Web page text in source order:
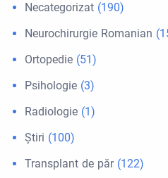
Necategorizat (190)
Neurochirurgie Romanian
Ortopedie (51)
Psihologie (3)
Radiologie (1)
Ştiri (100)
Transplant de păr(122)